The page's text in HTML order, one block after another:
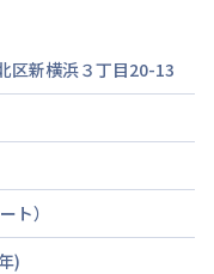
区新横浜３丁目20-13
ト）
)